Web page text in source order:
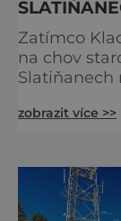
Zatímco
na chov
Slatiňanech
budově
některé
vojenství,
[caption
zobrazit více >>